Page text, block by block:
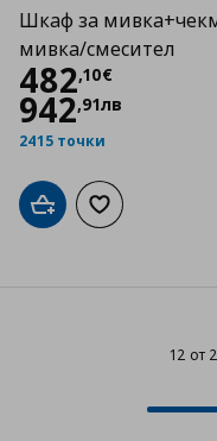
Шкаф за
мивка/смесител
482,10€
Цена
942,91лв
2415 точки
Добави в кошницата
Добави към
12 от
Progress: